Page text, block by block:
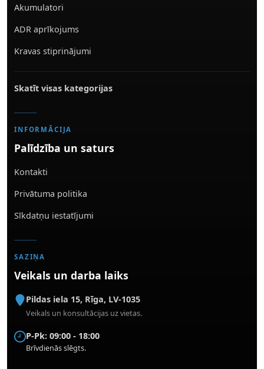
Akumulatori
ADR aprīkojums
Kravas stiprinājumi
Skatīt visas kategorijas
INFORMĀCIJA
Palīdzība un saturs
Kontakti
Privātuma politika
Sīkdatņu iestatījumi
SAZIŅA
Veikals un darba laiks
Pildas iela 15, Rīga, LV-1035
Veikals un konsultācijas uz vietas.
P-Pk: 09:00 - 18:00
Brīvdienās slēgts.